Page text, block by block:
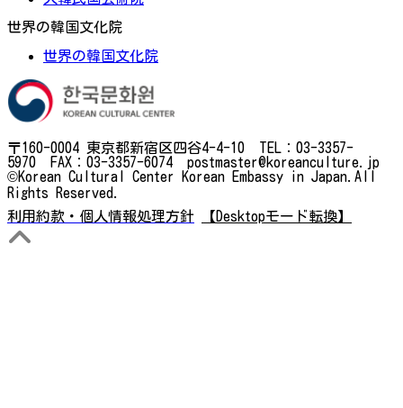
世界の韓国文化院
世界の韓国文化院
〒160-0004 東京都新宿区四谷4-4-10 TEL：03-3357-
5970 FAX：03-3357-6074 postmaster@koreanculture.jp
©Korean Cultural Center Korean Embassy in Japan.All
Rights Reserved.
利用約款・個人情報処理方針
【Desktopモード転換】